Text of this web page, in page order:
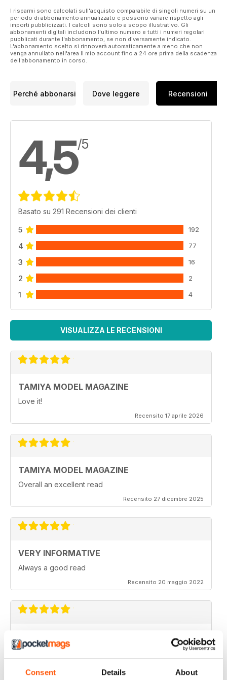
Consent Details About
I risparmi sono calcolati sull'acquisto comparabile di singoli numeri su un
periodo di abbonamento annualizzato e possono variare rispetto agli
importi pubblicizzati. I calcoli sono solo a scopo illustrativo. Gli
abbonamenti digitali includono l'ultimo numero e tutti i numeri regolari
pubblicati durante l'abbonamento, se non diversamente indicato.
L'abbonamento scelto si rinnoverà automaticamente a meno che non
venga annullato nell'area Il mio account fino a 24 ore prima della scadenza
dell'abbonamento in corso.
Perché abbonarsi Dove leggere Recensioni
4,5/5
Basato su 291 Recensioni dei clienti
5 192
4 77
3 16
2 2
1 4
VISUALIZZA LE RECENSIONI
TAMIYA MODEL MAGAZINE
Love it!
Recensito 17 aprile 2026
TAMIYA MODEL MAGAZINE
Overall an excellent read
Recensito 27 dicembre 2025
VERY INFORMATIVE
Always a good read
Recensito 20 maggio 2022
Been reading Tamiya Model Magazine forever. Always
great.
Recensito 07 marzo 2021